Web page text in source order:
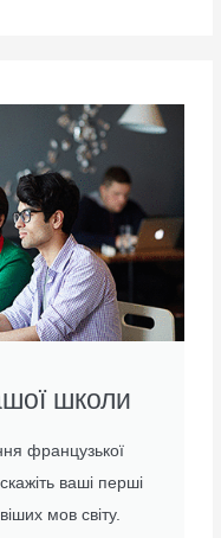
школи
французької
ваші перші
мов світу.